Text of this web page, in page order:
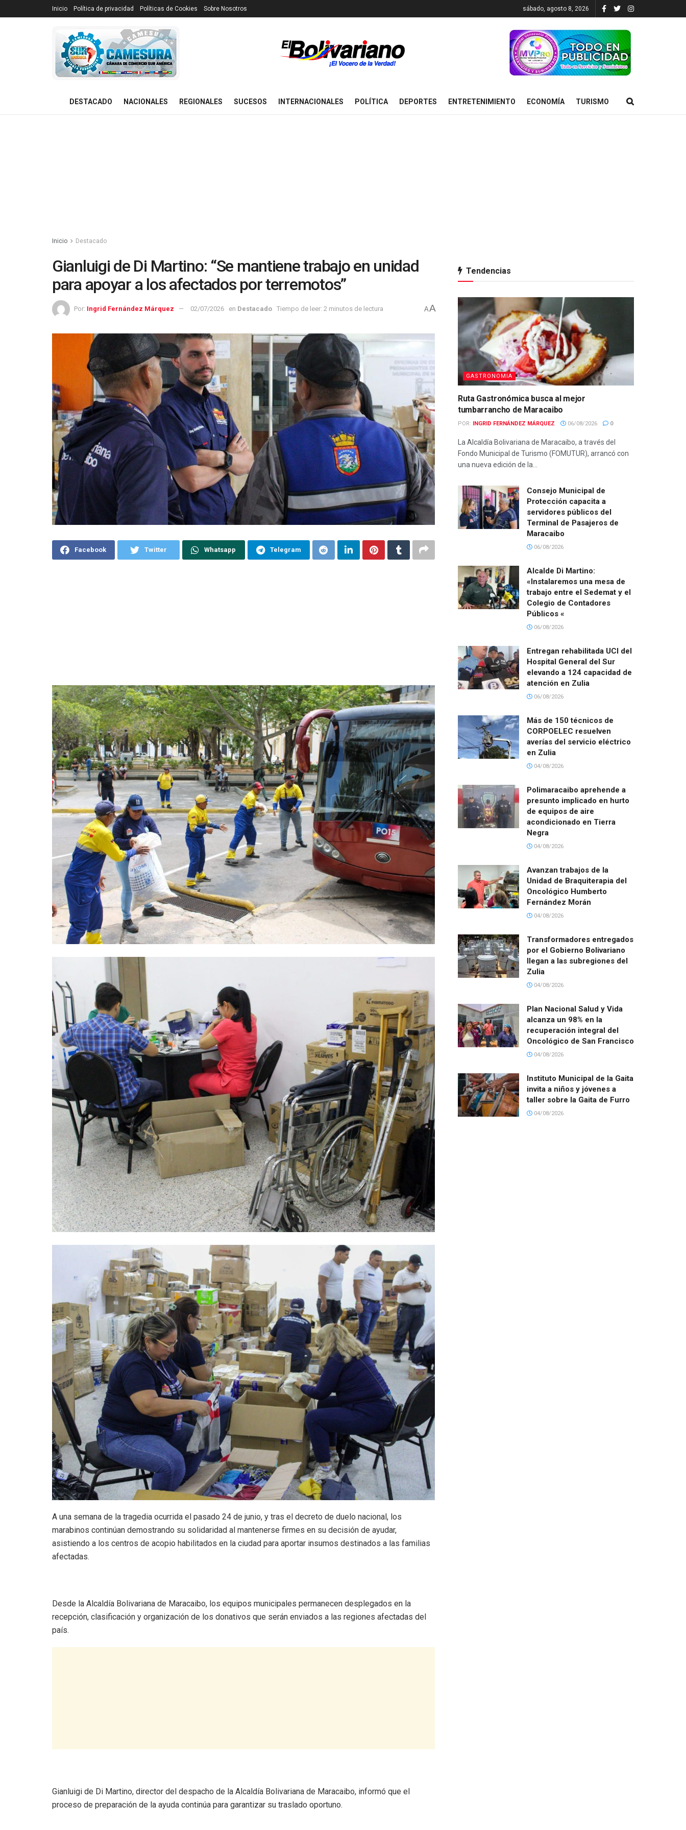
Inicio Política de privacidad Políticas de Cookies Sobre Nosotros sábado, agosto 8, 2026
DESTACADO NACIONALES REGIONALES SUCESOS INTERNACIONALES POLÍTICA DEPORTES ENTRETENIMIENTO ECONOMÍA TURISMO
Inicio Destacado
Gianluigi de Di Martino: “Se mantiene trabajo en unidad
para apoyar a los afectados por terremotos”
Por: Ingrid Fernández Márquez 02/07/2026 en Destacado Tiempo de leer: 2 minutos de lectura AA
Facebook Twitter Whatsapp Telegram
A una semana de la tragedia ocurrida el pasado 24 de junio, y tras el decreto de duelo nacional, los
marabinos continúan demostrando su solidaridad al mantenerse firmes en su decisión de ayudar,
asistiendo a los centros de acopio habilitados en la ciudad para aportar insumos destinados a las familias
afectadas.
Desde la Alcaldía Bolivariana de Maracaibo, los equipos municipales permanecen desplegados en la
recepción, clasificación y organización de los donativos que serán enviados a las regiones afectadas del
país.
Gianluigi de Di Martino, director del despacho de la Alcaldía Bolivariana de Maracaibo, informó que el
proceso de preparación de la ayuda continúa para garantizar su traslado oportuno.
Tendencias
GASTRONOMIA
Ruta Gastronómica busca al mejor
tumbarrancho de Maracaibo
POR: INGRID FERNÁNDEZ MÁRQUEZ 06/08/2026 0
La Alcaldía Bolivariana de Maracaibo, a través del
Fondo Municipal de Turismo (FOMUTUR), arrancó con
una nueva edición de la...
Consejo Municipal de
Protección capacita a
servidores públicos del
Terminal de Pasajeros de
Maracaibo
06/08/2026
Alcalde Di Martino:
«Instalaremos una mesa de
trabajo entre el Sedemat y el
Colegio de Contadores
Públicos «
06/08/2026
Entregan rehabilitada UCI del
Hospital General del Sur
elevando a 124 capacidad de
atención en Zulia
06/08/2026
Más de 150 técnicos de
CORPOELEC resuelven
averías del servicio eléctrico
en Zulia
04/08/2026
Polimaracaibo aprehende a
presunto implicado en hurto
de equipos de aire
acondicionado en Tierra
Negra
04/08/2026
Avanzan trabajos de la
Unidad de Braquiterapia del
Oncológico Humberto
Fernández Morán
04/08/2026
Transformadores entregados
por el Gobierno Bolivariano
llegan a las subregiones del
Zulia
04/08/2026
Plan Nacional Salud y Vida
alcanza un 98% en la
recuperación integral del
Oncológico de San Francisco
04/08/2026
Instituto Municipal de la Gaita
invita a niños y jóvenes a
taller sobre la Gaita de Furro
04/08/2026